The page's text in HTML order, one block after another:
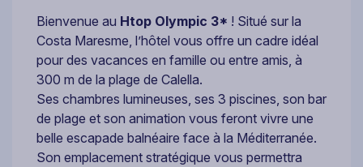
Bienvenue au Htop Olympic 3* ! Situé sur la
Costa Maresme, l’hôtel vous offre un cadre idéal
pour des vacances en famille ou entre amis, à
300 m de la plage de Calella.
Ses chambres lumineuses, ses 3 piscines, son bar
de plage et son animation vous feront vivre une
belle escapade balnéaire face à la Méditerranée.
Son emplacement stratégique vous permettra